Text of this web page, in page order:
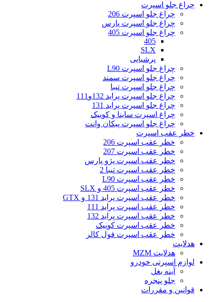
چراغ جلو اسپرت
چراغ جلو اسپرت 206
چراغ جلو اسپرت پارس
چراغ جلو اسپرت 405
405
SLX
پرشیایی
چراغ جلو اسپرت L90
چراغ جلو اسپرت سمند
چراغ جلو اسپرت تیبا
چراغ جلو اسپرت پراید 132و111
چراغ جلو اسپرت پراید 131
چراغ اسپرت ساینا و کوییک
چراغ جلو اسپرت پیکان وانت
خطر عقب اسپرت
خطر عقب اسپرت 206
خطر عقب اسپرت 207
خطر عقب اسپرت پژو پارس
خطر عقب اسپرت تیبا 2
خطر عقب اسپرت L90
خطر عقب اسپرت 405 و SLX
خطر عقب اسپرت پراید 131 و GTX
خطر عقب اسپرت پراید 111
خطر عقب اسپرت پراید 132
خطر عقب اسپرت کوییک
خطر عقب اسپرت فول کالر
هدلایت
هدلایت MZM
لوازم اسپرتی خودرو
آینه بغل
جلو پنجره
قوانین و مقررات